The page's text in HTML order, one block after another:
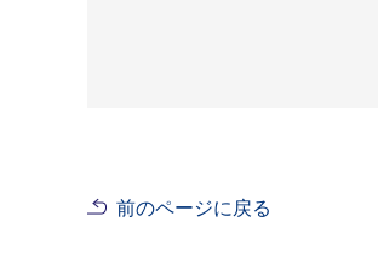
前のページに戻る